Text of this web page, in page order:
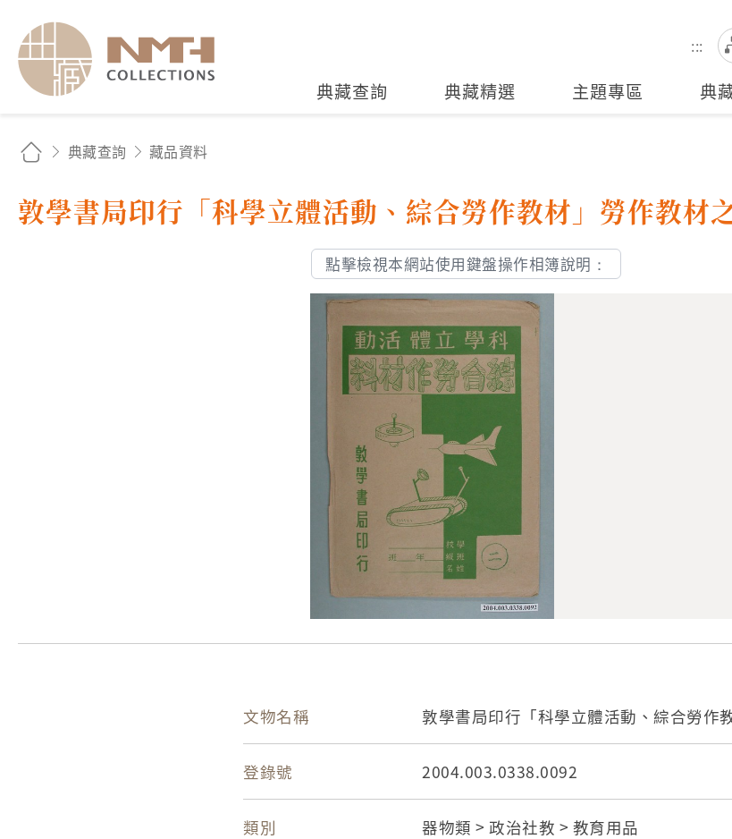
:::
全站搜尋
典藏查詢 典藏精選 主題專區 典
典藏查詢 藏品資料
敦學書局印行「科學立體活動、綜合勞作教材」勞作教材
點擊檢視本網站使用鍵盤操作相簿說明：
文物名稱 敦學書局印行「科學立體活動、綜合勞作
登錄號 2004.003.0338.0092
類別 器物類 > 政治社教 > 教育用品